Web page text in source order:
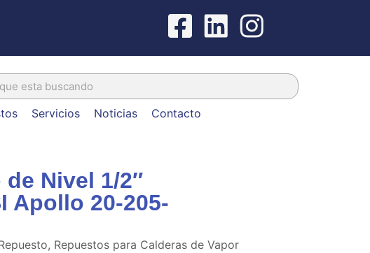
Servicios Noticias Contacto
Nivel 1/2″
Apollo 20-205-
, Repuestos para Calderas de Vapor